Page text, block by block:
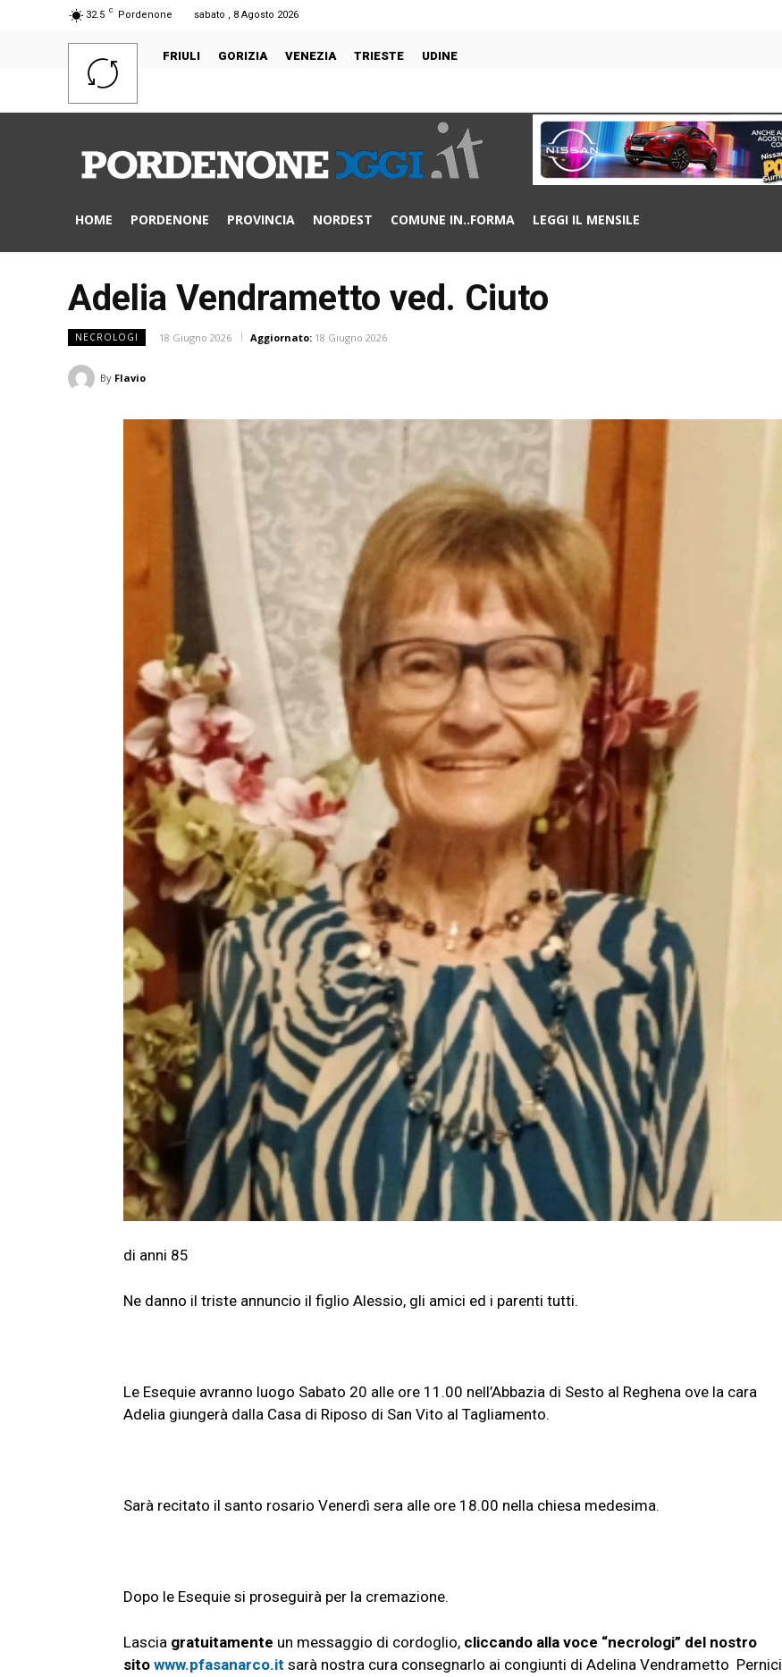
32.5 C Pordenone sabato , 8 Agosto 2026
FRIULI GORIZIA VENEZIA TRIESTE UDINE
HOME PORDENONE PROVINCIA NORDEST COMUNE IN..FORMA LEGGI IL MENSILE
Adelia Vendrametto ved. Ciuto
NECROLOGI 18 Giugno 2026 Aggiornato: 18 Giugno 2026
By Flavio
di anni 85
Ne danno il triste annuncio il figlio Alessio, gli amici ed i parenti tutti.
Le Esequie avranno luogo Sabato 20 alle ore 11.00 nell’Abbazia di Sesto al Reghena ove la cara
Adelia giungerà dalla Casa di Riposo di San Vito al Tagliamento.
Sarà recitato il santo rosario Venerdì sera alle ore 18.00 nella chiesa medesima.
Dopo le Esequie si proseguirà per la cremazione.
Lascia gratuitamente un messaggio di cordoglio, cliccando alla voce “necrologi” del nostro
sito www.pfasanarco.it sarà nostra cura consegnarlo ai congiunti di Adelina Vendrametto Pernici